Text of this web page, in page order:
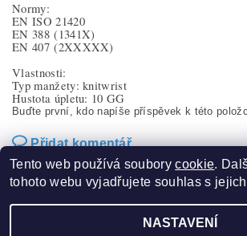
Normy:
EN ISO 21420
EN 388(1341X)
EN 407(2XXXXX)
Vlastnosti:
Typ manžety: knitwrist
Hustota úpletu: 10 GG
Buďte první, kdo napíše příspěvek k této
Přidat komentář
Tento web používá souborycookie.
tohoto webu vyjadřujete souhlas s
NASTAVENÍ